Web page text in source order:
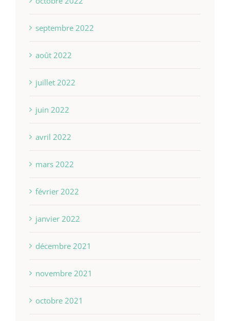
septembre 2022
août 2022
juillet 2022
juin 2022
avril 2022
mars 2022
février 2022
janvier 2022
décembre 2021
novembre 2021
octobre 2021